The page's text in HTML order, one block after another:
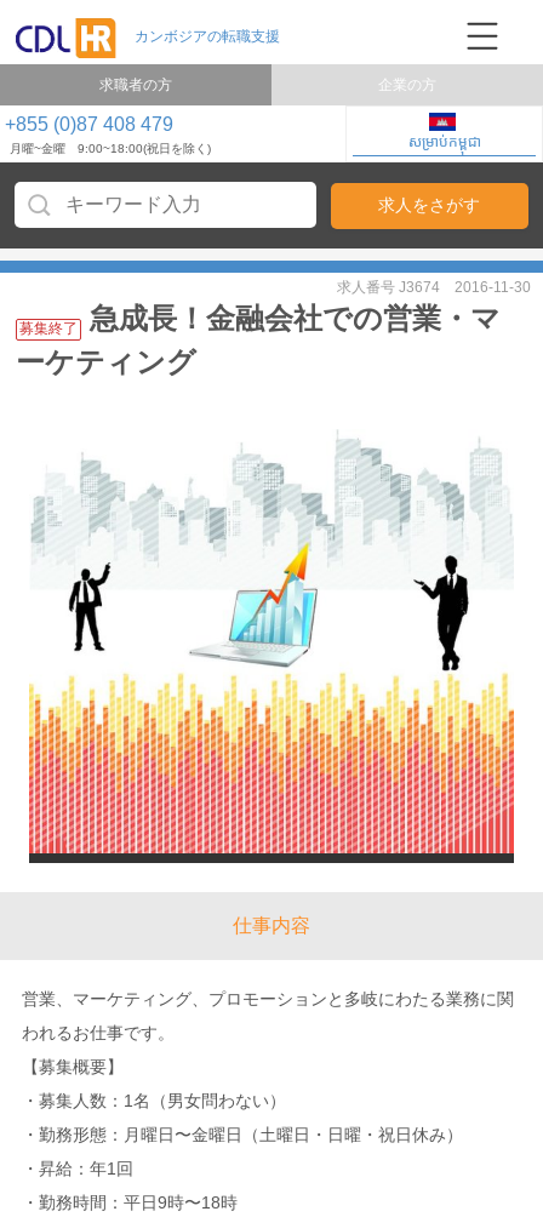
+855 (0)87 408 479
月曜~金曜 9:00~18:00(祝日を除く) សម្រាប់កម្ពុជា
求職者の方 企業の方
募集終了
急成長！金融会社での営業・マ
ーケティング
求人番号 J3674 2016-11-30
仕事内容
営業、マーケティング、プロモーションと多岐にわたる業務に関
われるお仕事です。
【募集概要】
・募集人数：1名（男女問わない）
・勤務形態：月曜日〜金曜日（土曜日・日曜・祝日休み）
・昇給：年1回
・勤務時間：平日9時〜18時